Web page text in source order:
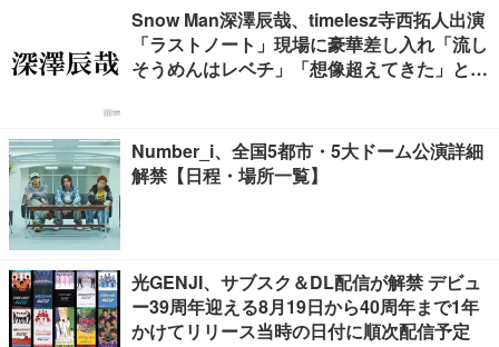
Snow Man深澤辰哉、timelesz寺西拓人出演
「ラストノート」現場に豪華差し入れ「流し
そうめんはレベチ」「想像超えてきた」と絶
Number_i、全国5都市・5大ドーム公演詳細
解禁【日程・場所一覧】
光GENJI、サブスク＆DL配信が解禁 デビュ
ー39周年迎える8月19日から40周年まで1年
かけてリリース当時の日付に順次配信予定